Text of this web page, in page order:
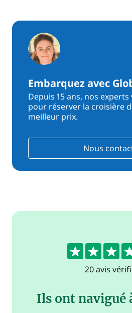
Embarquez avec
Depuis 15 ans, nos
pour réserver la croisière
meilleur prix.
Nous
4.6
20 avis
Ils ont navigué